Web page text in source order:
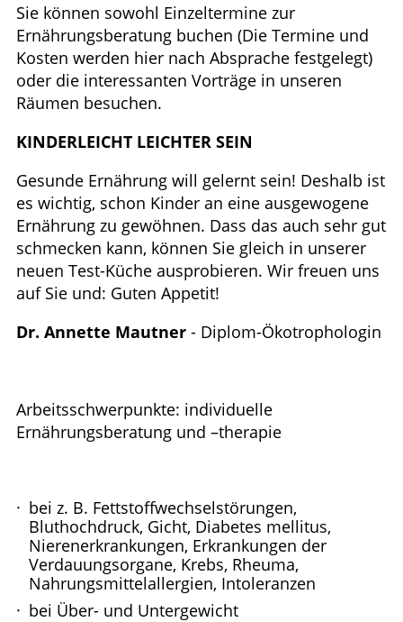
Sie können sowohl Einzeltermine zur
Ernährungsberatung buchen (Die Termine und
Kosten werden hier nach Absprache festgelegt)
oder die interessanten Vorträge in unseren
Räumen besuchen.
KINDERLEICHT LEICHTER SEIN
Gesunde Ernährung will gelernt sein! Deshalb ist
es wichtig, schon Kinder an eine ausgewogene
Ernährung zu gewöhnen. Dass das auch sehr gut
schmecken kann, können Sie gleich in unserer
neuen Test-Küche ausprobieren. Wir freuen uns
auf Sie und: Guten Appetit!
Dr. Annette Mautner - Diplom-Ökotrophologin
Arbeitsschwerpunkte: individuelle
Ernährungsberatung und –therapie
bei z. B. Fettstoffwechselstörungen,
Bluthochdruck, Gicht, Diabetes mellitus,
Nierenerkrankungen, Erkrankungen der
Verdauungsorgane, Krebs, Rheuma,
Nahrungsmittelallergien, Intoleranzen
bei Über- und Untergewicht